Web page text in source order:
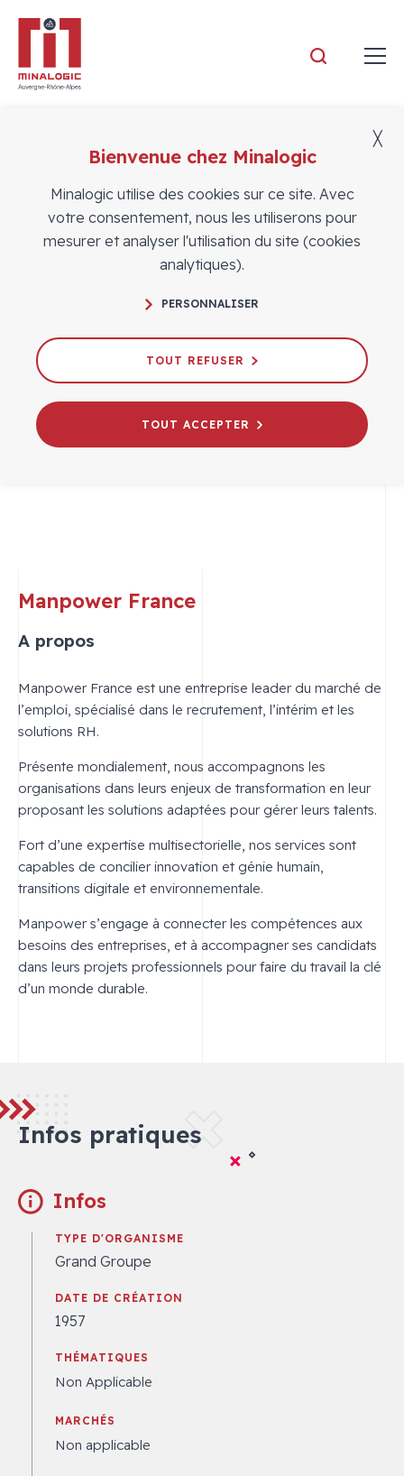
Adhérents
Manpower France
A propos
Manpower France est une entreprise leader du marché de
l’emploi, spécialisé dans le recrutement, l’intérim et les
solutions RH.
Présente mondialement, nous accompagnons les
organisations dans leurs enjeux de transformation en leur
proposant les solutions adaptées pour gérer leurs talents.
Fort d’une expertise multisectorielle, nos services sont
capables de concilier innovation et génie humain,
transitions digitale et environnementale.
Manpower s’engage à connecter les compétences aux
besoins des entreprises, et à accompagner ses candidats
dans leurs projets professionnels pour faire du travail la clé
d’un monde durable.
Infos pratiques
Infos
TYPE D'ORGANISME
Grand Groupe
DATE DE CRÉATION
1957
THÉMATIQUES
Non Applicable
MARCHÉS
Non applicable
Bienvenue chez Minalogic
Minalogic utilise des cookies sur ce site. Avec
votre consentement, nous les utiliserons pour
mesurer et analyser l'utilisation du site (cookies
analytiques).
PERSONNALISER
TOUT REFUSER
TOUT ACCEPTER
╳